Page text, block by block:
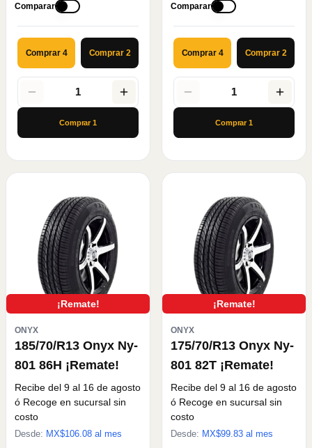
Comparar
Comprar 4 Comprar 2
1
Comprar1
Comparar
Comprar 4 Comprar 2
1
Comprar1
¡Remate!
ONYX
185/70/R13 Onyx Ny-
801 86H ¡Remate!
Recibe del 9 al 16 de agosto
ó Recoge en sucursal sin
costo
Desde: MX$106.08 al mes
¡Remate!
ONYX
175/70/R13 Onyx Ny-
801 82T ¡Remate!
Recibe del 9 al 16 de agosto
ó Recoge en sucursal sin
costo
Desde: MX$99.83 al mes